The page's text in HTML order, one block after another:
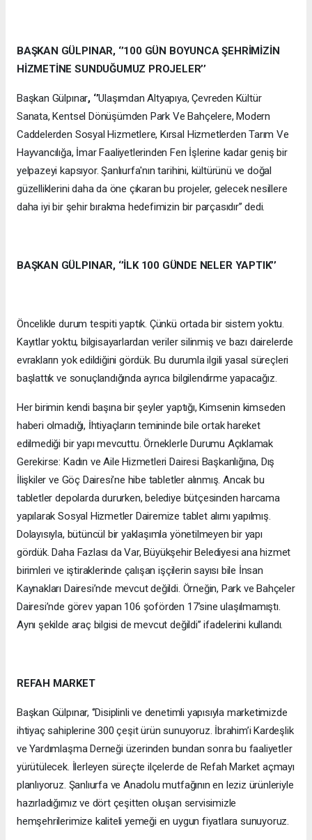
BAŞKAN GÜLPINAR, ‘’100 GÜN BOYUNCA ŞEHRİMİZİN
HİZMETİNE SUNDUĞUMUZ PROJELER’’
Başkan Gülpınar, ‘’Ulaşımdan Altyapıya, Çevreden Kültür
Sanata, Kentsel Dönüşümden Park Ve Bahçelere, Modern
Caddelerden Sosyal Hizmetlere, Kırsal Hizmetlerden Tarım Ve
Hayvancılığa, İmar Faaliyetlerinden Fen İşlerine kadar geniş bir
yelpazeyi kapsıyor. Şanlıurfa'nın tarihini, kültürünü ve doğal
güzelliklerini daha da öne çıkaran bu projeler, gelecek nesillere
daha iyi bir şehir bırakma hedefimizin bir parçasıdır’’ dedi.
BAŞKAN GÜLPINAR, ‘’İLK 100 GÜNDE NELER YAPTIK’’
Öncelikle durum tespiti yaptık. Çünkü ortada bir sistem yoktu.
Kayıtlar yoktu, bilgisayarlardan veriler silinmiş ve bazı dairelerde
evrakların yok edildiğini gördük. Bu durumla ilgili yasal süreçleri
başlattık ve sonuçlandığında ayrıca bilgilendirme yapacağız.
Her birimin kendi başına bir şeyler yaptığı, Kimsenin kimseden
haberi olmadığı, İhtiyaçların temininde bile ortak hareket
edilmediği bir yapı mevcuttu. Örneklerle Durumu Açıklamak
Gerekirse: Kadın ve Aile Hizmetleri Dairesi Başkanlığına, Dış
İlişkiler ve Göç Dairesi’ne hibe tabletler alınmış. Ancak bu
tabletler depolarda dururken, belediye bütçesinden harcama
yapılarak Sosyal Hizmetler Dairemize tablet alımı yapılmış.
Dolayısıyla, bütüncül bir yaklaşımla yönetilmeyen bir yapı
gördük. Daha Fazlası da Var, Büyükşehir Belediyesi ana hizmet
birimleri ve iştiraklerinde çalışan işçilerin sayısı bile İnsan
Kaynakları Dairesi’nde mevcut değildi. Örneğin, Park ve Bahçeler
Dairesi’nde görev yapan 106 şoförden 17’sine ulaşılmamıştı.
Aynı şekilde araç bilgisi de mevcut değildi’’ ifadelerini kullandı.
REFAH MARKET
Başkan Gülpınar, ‘’Disiplinli ve denetimli yapısıyla marketimizde
ihtiyaç sahiplerine 300 çeşit ürün sunuyoruz. İbrahim’i Kardeşlik
ve Yardımlaşma Derneği üzerinden bundan sonra bu faaliyetler
yürütülecek. İlerleyen süreçte ilçelerde de Refah Market açmayı
planlıyoruz. Şanlıurfa ve Anadolu mutfağının en leziz ürünleriyle
hazırladığımız ve dört çeşitten oluşan servisimizle
hemşehrilerimize kaliteli yemeği en uygun fiyatlara sunuyoruz.